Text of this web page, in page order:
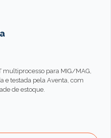
multiprocesso para MIG/MAG,
e testada pela Aventa, com
de estoque.